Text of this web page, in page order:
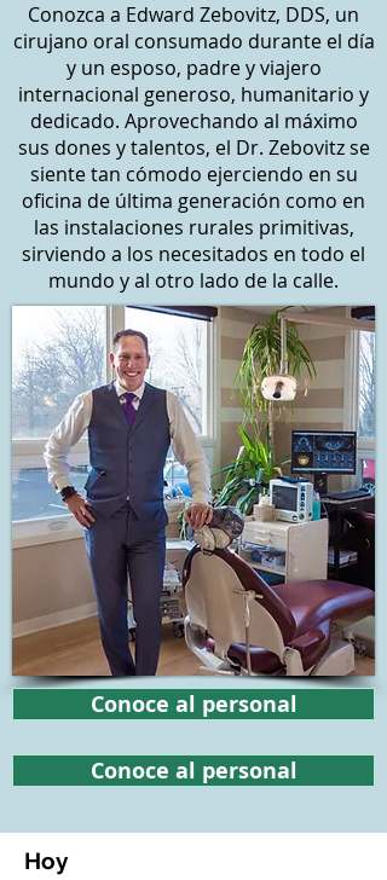
Conozca a Edward Zebovitz, DDS, un
cirujano oral consumado durante el día
y un esposo, padre y viajero
internacional generoso, humanitario y
dedicado. Aprovechando al máximo
sus dones y talentos, el Dr. Zebovitz se
siente tan cómodo ejerciendo en su
oficina de última generación como en
las instalaciones rurales primitivas,
sirviendo a los necesitados en todo el
mundo y al otro lado de la calle.
Conoce al personal
Conoce al personal
Hoy